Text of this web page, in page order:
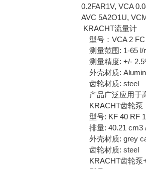
0.2FAR1V, VCA
AVC 5A2O1U,
KRACHT流量计
型号：VCA 2
测量范围: 1-65
测量精度: +/-
外壳材质:
齿轮材质: steel
产品广泛应用于
KRACHT齿轮泵
型号: KF 40 RF
排量: 40.21 cm3
外壳材质: grey
齿轮材质: steel
KRACHT齿轮泵